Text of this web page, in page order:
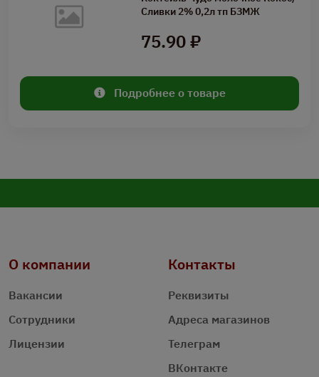
Сливки 2% 0,2л тп БЗМЖ
75.90 ₽
Подробнее о товаре
О компании
Вакансии
Сотрудники
Лицензии
Контакты
Реквизиты
Адреса магазинов
Телеграм
ВКонтакте